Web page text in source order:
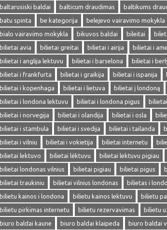
baltarusiski baldai
balticum draudimas baltikums
batu spinta
be kategorija belejevo vairavimo mokykla
bialo vairavimo mokykla
bikuvos baldai bileitai
bilietai avia
bilietai greitai bilietai i airija bilietai i
bilietai i anglija lektuvu
bilietai i barselona bilietai i
bilietai i frankfurta
bilietai i graikija bilietai i ispanija
bilietai i kopenhaga
bilietai i lietuva bilietai į londoną
bilietai i londona lektuvu
bilietai i londona pigus
bilietai i norvegija
bilietai i olandija bilietai i osla
bilietai i stambula
bilietai i svedija bilietai i tailanda
bilietai i vilniu
bilietai i vokietija bilietai internetu
bilietai lektuvo
bilietai lėktuvu bilietai lektuvu pigiau
bilietai londonas vilnius
bilietai pigiau bilietai pigus
bilietai traukiniu
bilietai vilnius londonas bilietas i
bilietu kainos i londona
bilietu kainos lektuvu bilietu
bilietu pirkimas internetu
bilietu rezervavimas bilietu
biuro baldai kaune
biuro baldai klaipeda biuro baldai